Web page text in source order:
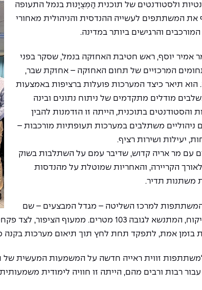
ולסטודנטים של תוכנית הַמְּצֻיָּנוּת בנמל התעופה
את המשתתפים לעשייה ההנדסית והניהולית מאחורי
והרגישים ביותר במדינה.
אמיר יוסף, ראש חטיבת האחזקה בנמל, שסקר בפני
המרכזיים של תחום האחזקה – אחזקת שבר,
הוא תיאר כיצד המערכות פועלות ברציפות באמצעות
מודלים מתקדמים של ניתוח נתונים ובינה
והסטודנטים בתוכנית, הייתה זו הזדמנות להבין
ניהוליים משתלבים במערכות תעופתיות מורכבות –
יעילות ושירות רציף.
עם מר אריה קדוש, שדיבר עמם על השתלבות בשוק
הקריירה, והאחריות שמוטלת על מהנדסות
משתנות תדיר.
למרכז השליטה – מגדל המבצעים – שם
קיימו סיור ייחודי במגדל הפיקוח, המתנשא
בזמן אמת, לתפקד תחת לחץ תוך תיאום מערכות בקנה
זווית ראייה חדשה על המשמעות המעשית של
עבור רבות ורבים מהם, הייתה זו חוויה לימודית